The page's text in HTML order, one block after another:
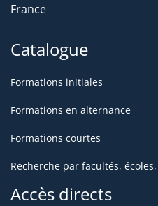
France
Catalogue
Formations initiales
Formations en alternance
Formations courtes
Recherche par facultés,
Accès directs